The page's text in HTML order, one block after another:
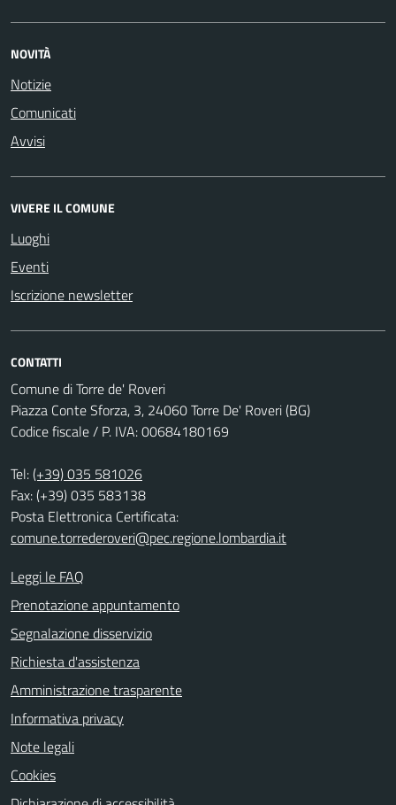
NOVITÀ
Notizie
Comunicati
Avvisi
VIVERE IL COMUNE
Luoghi
Eventi
Iscrizione newsletter
CONTATTI
Comune di Torre de' Roveri
Piazza Conte Sforza, 3, 24060 Torre De' Roveri (BG)
Codice fiscale / P. IVA: 00684180169
Tel:(+39) 035 581026
Fax: (+39) 035 583138
Posta Elettronica Certificata:
comune.torrederoveri@pec.regione.lombardia.it
Leggi le FAQ
Prenotazione appuntamento
Segnalazione disservizio
Richiesta d'assistenza
Amministrazione trasparente
Informativa privacy
Note legali
Cookies